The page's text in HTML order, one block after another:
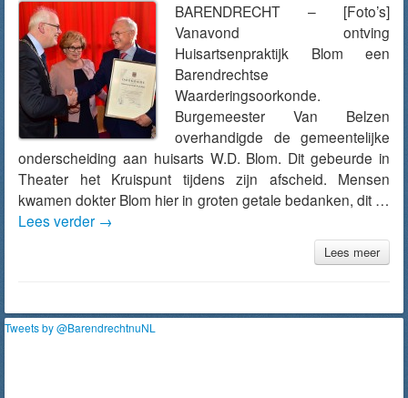
BARENDRECHT – [Foto’s]
Vanavond ontving
Huisartsenpraktijk Blom een
Barendrechtse
Waarderingsoorkonde.
Burgemeester Van Belzen
overhandigde de gemeentelijke
onderscheiding aan huisarts W.D. Blom. Dit gebeurde in
Theater het Kruispunt tijdens zijn afscheid. Mensen
kwamen dokter Blom hier in groten getale bedanken, dit …
Lees verder →
Lees meer
Tweets by @BarendrechtnuNL